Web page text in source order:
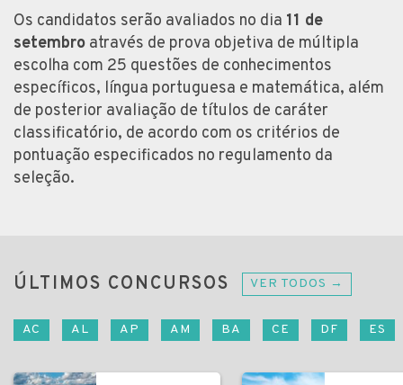
Os candidatos serão avaliados no dia 11 de
setembro através de prova objetiva de múltipla
escolha com 25 questões de conhecimentos
específicos, língua portuguesa e matemática, além
de posterior avaliação de títulos de caráter
classificatório, de acordo com os critérios de
pontuação especificados no regulamento da
seleção.
ÚLTIMOS CONCURSOS VER TODOS →
AC AL AP AM BA CE DF ES